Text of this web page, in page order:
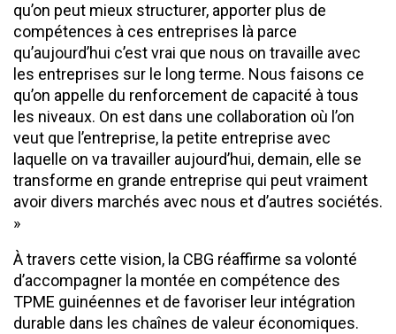
qu’on peut mieux structurer, apporter plus de
compétences à ces entreprises là parce
qu’aujourd’hui c’est vrai que nous on travaille avec
les entreprises sur le long terme. Nous faisons ce
qu’on appelle du renforcement de capacité à tous
les niveaux. On est dans une collaboration où l’on
veut que l’entreprise, la petite entreprise avec
laquelle on va travailler aujourd’hui, demain, elle se
transforme en grande entreprise qui peut vraiment
avoir divers marchés avec nous et d’autres sociétés.
»
À travers cette vision, la CBG réaffirme sa volonté
d’accompagner la montée en compétence des
TPME guinéennes et de favoriser leur intégration
durable dans les chaînes de valeur économiques.